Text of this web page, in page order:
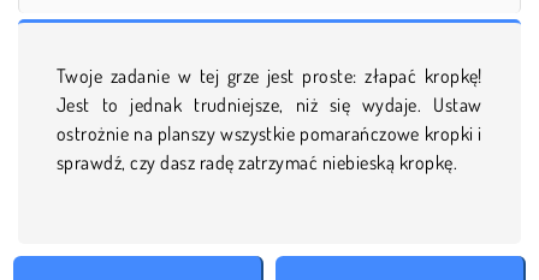
Twoje zadanie w tej grze jest proste: złapać kropkę!
Jest to jednak trudniejsze, niż się wydaje. Ustaw
ostrożnie na planszy wszystkie pomarańczowe kropki i
sprawdź, czy dasz radę zatrzymać niebieską kropkę.